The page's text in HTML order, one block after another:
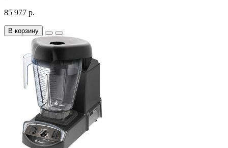
85 977 р.
В корзину